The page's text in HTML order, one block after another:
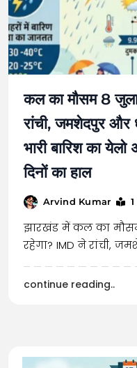
कल का मौसम 8
रांची, जमशेदपुर और
भारी बारिश का
दिनों का हाल
Arvind Kumar
झारखंड में कल का
रहेगा? IMD ने रांची,
continue reading..